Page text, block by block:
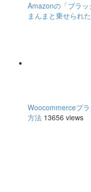
Amazonの「ブラッ
まんまと乗せられた
Woocommerceプ
方法 13656 views